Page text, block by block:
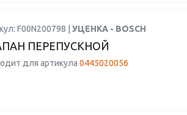
F00N200798 | УЦЕНКА - BOSCH
ПЕРЕПУСКНОЙ
для артикула 0445020056